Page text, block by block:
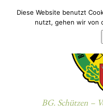
BG. Schützen –
Diese Website benutzt
nutzt, gehen wir von